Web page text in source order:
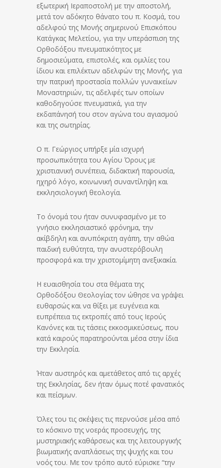
εξωτερική Ιεραποστολή με την αποστολή,
μετά τον αδόκητο θάνατο του π. Κοσμά, του
αδελφού της Μονής σημερινού Επισκόπου
Κατάγκας Μελετίου, για την υπεράσπιση της
Ορθοδόξου πνευματικότητος με
δημοσιεύματα, επιστολές, και ομιλίες του
ίδιου και επιλέκτων αδελφών της Μονής, για
την πατρική προστασία πολλών γυναικείων
Μοναστηριών, τις αδελφές των οποίων
καθοδηγούσε πνευματικά, για την
εκδαπάνησή του στον αγώνα του αγιασμού
και της σωτηρίας.
Ο π. Γεώργιος υπήρξε μία ισχυρή
προσωπικότητα του Αγίου Όρους με
χριστιανική συνέπεια, διδακτική παρουσία,
ηχηρό λόγο, κοινωνική συναντίληψη και
εκκλησιολογική θεολογία.
Το όνομά του ήταν συνυφασμένο με το
γνήσιο εκκλησιαστικό φρόνημα, την
ακίβδηλη και ανυπόκριτη αγάπη, την αθώα
παιδική ευθύτητα, την ανυστερόβουλη
προσφορά και την χριστομίμητη ανεξικακία.
Η ευαισθησία του στα θέματα της
Ορθοδόξου Θεολογίας τον ώθησε να γράψει
ευθαρσώς και να θίξει με ευγένεια και
ευπρέπεια τις εκτροπές από τους Ιερούς
Κανόνες και τις τάσεις εκκοσμικεύσεως, που
κατά καιρούς παρατηρούνται μέσα στην ίδια
την Εκκλησία.
Ήταν αυστηρός και αμετάθετος από τις αρχές
της Εκκλησίας, δεν ήταν όμως ποτέ φανατικός
και πείσμων.
Όλες του τις σκέψεις τις περνούσε μέσα από
το κόσκινο της νοεράς προσευχής, της
μυστηριακής καθάρσεως και της λειτουργικής
βιωματικής αναπλάσεως της ψυχής και του
νοός του. Με τον τρόπο αυτό εύρισκε “την